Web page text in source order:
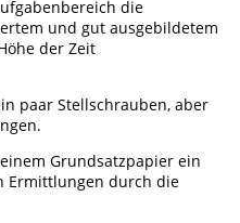
die
und gut ausgebildetem
der Zeit
paar Stellschrauben, aber
Grundsatzpapier ein
Ermittlungen durch die